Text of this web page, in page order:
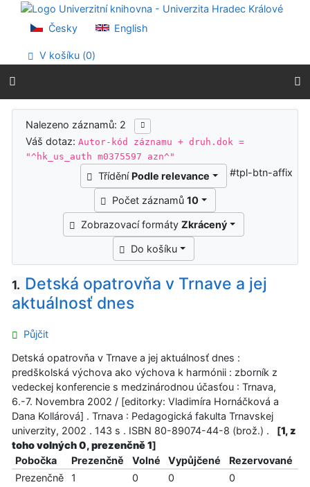
Přejít na obsah
Přejít na menu
Prohlášení o webové přístupnosti
Česky English
V košíku (0)
Výsledky vyhledávání
Nalezeno záznamů: 2
Váš dotaz:Autor-kód záznamu + druh.dok =
"^hk_us_auth m0375597 azn^"
Třídění Podle relevance
Počet záznamů 10
Zobrazovací formáty Zkrácený
Do košíku
#tpl-btn-affix
1. Detská opatrovňa v Trnave a jej
aktuálnosť dnes
Půjčit
Detská opatrovňa v Trnave a jej aktuálnosť dnes :
predškolská výchova ako výchova k harmónii : zborník z
vedeckej konferencie s medzinárodnou účasťou : Trnava,
6.-7. Novembra 2002 / [editorky: Vladimíra Hornáčková a
Dana Kollárová] . Trnava : Pedagogická fakulta Trnavskej
univerzity, 2002 . 143 s . ISBN 80-89074-44-8 (brož.) .
[1, z
toho volných 0, prezenčně 1]
Pobočka
Prezenčně Volné Vypůjčené
Rezervované
Prezenčně
1 0 0 0